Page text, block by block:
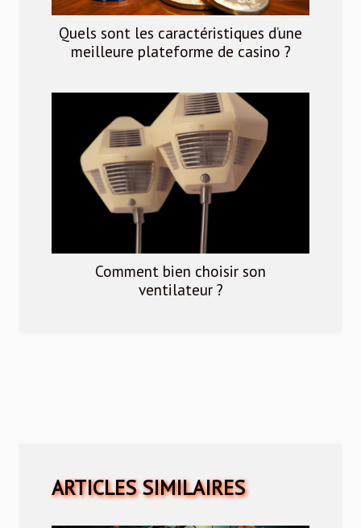
Quels sont les caractéristiques d’une
meilleure plateforme de casino ?
Comment bien choisir son
ventilateur ?
ARTICLES SIMILAIRES